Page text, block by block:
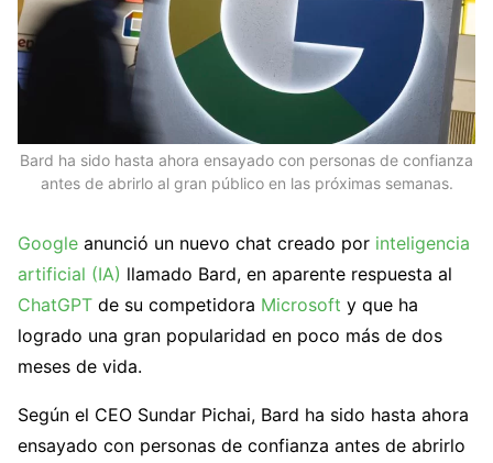
Bard ha sido hasta ahora ensayado con personas de confianza
antes de abrirlo al gran público en las próximas semanas.
Google anunció un nuevo chat creado por inteligencia
artificial (IA) llamado Bard, en aparente respuesta al
ChatGPT de su competidora Microsoft y que ha
logrado una gran popularidad en poco más de dos
meses de vida.
Según el CEO Sundar Pichai, Bard ha sido hasta ahora
ensayado con personas de confianza antes de abrirlo